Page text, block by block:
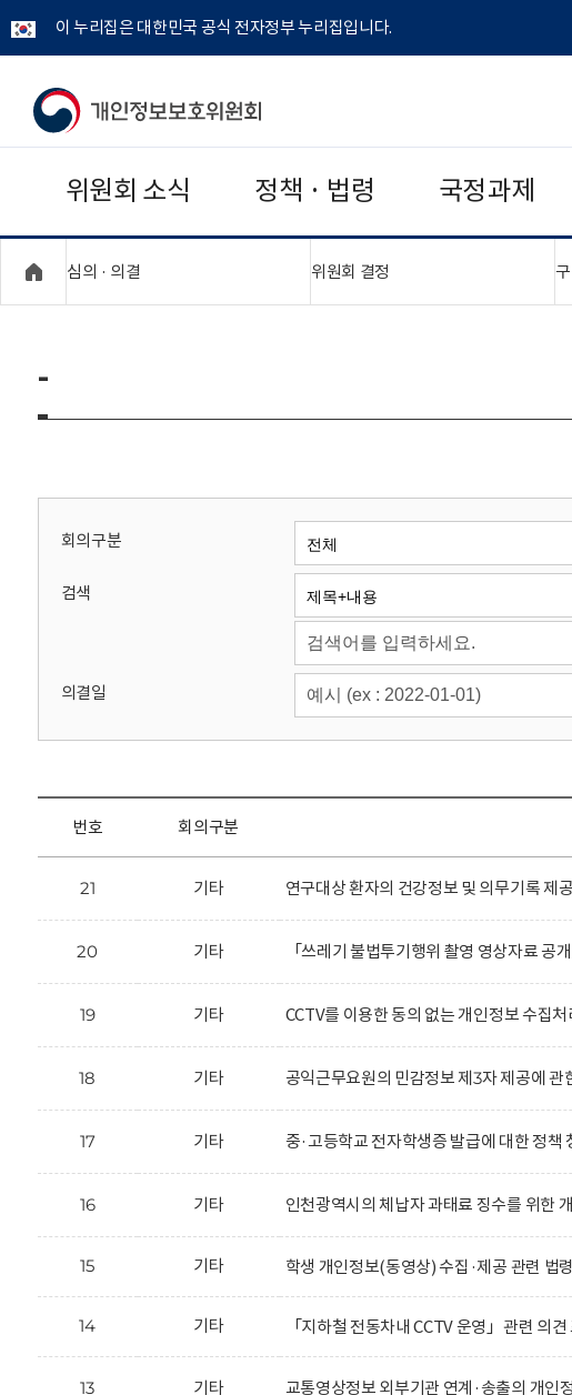
이 누리집은 대한민국 공식 전자정부 누리집입니다.
개
보
보
위
회
위원회 소식 정책 · 법령 국정과제
심의 · 의결 위원회 결정
-
회의구분
검색
의결일
번호 회의구분
21 기타 연구대상 환자의 건강정보 및 의무기록 제
20 기타 「쓰레기 불법투기행위 촬영 영상자료 공
19 기타 CCTV를 이용한 동의 없는 개인정보 수집
18 기타 공익근무요원의 민감정보 제3자 제공에 관
17 기타 중·고등학교 전자학생증 발급에 대한 정책
16 기타 인천광역시의 체납자 과태료 징수를 위한
15 기타 학생 개인정보(동영상) 수집·제공 관련 법
14 기타 「지하철 전동차내 CCTV 운영」관련 의견
13 기타 교통영상정보 외부기관 연계·송출의 개인